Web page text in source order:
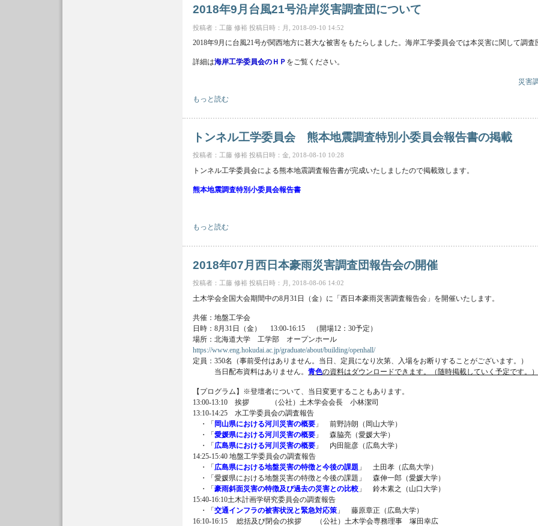
2018年9月台風21号沿岸災害調査団について
投稿者： 工藤 修裕 投稿日時：月, 2018-09-10 14:52
2018年9月に台風21号が関西地方に甚大な被害をもたらしました。海岸工学委員会では本災害に関して調
詳細は海岸工学委員会のＨＰ をご覧ください。
災害
2018年9月台風21号沿岸災害調査団について について
もっと読む
トンネル工学委員会 熊本地震調査特別小委員会報告書の掲載
投稿者： 工藤 修裕 投稿日時：金, 2018-08-10 10:28
トンネル工学委員会による熊本地震調査報告書が完成いたしましたので掲載致します。
熊本地震調査特別小委員会報告書
トンネル工学委員会 熊本地震調査特別小委員会報告書の掲載 について
もっと読む
2018年07月西日本豪雨災害調査団報告会の開催
投稿者： 工藤 修裕 投稿日時：月, 2018-08-06 14:02
土木学会全国大会期間中の8月31日（金）に「西日本豪雨災害調査報告会」を開催いたします。
共催：地盤工学会
日時：8月31日（金） 13:00-16:15 （開場12：30予定）
場所：北海道大学 工学部 オープンホール
https://www.eng.hokudai.ac.jp/graduate/about/building/openhall/
定員：350名（事前受付はありません。当日、定員になり次第、入場をお断りすることがございます。）
当日配布資料はありません。 青色の資料はダウンロードできます。（随時掲載していく予定です。）
【プログラム】※登壇者について、当日変更することもあります。
13:00-13:10 挨拶 （公社）土木学会会長 小林潔司
13:10-14:25 水工学委員会の調査報告
・「岡山県における河川災害の概要 」 前野詩朗（岡山大学）
・「愛媛県における河川災害の概要 」 森脇亮（愛媛大学）
・「広島県における河川災害の概要 」 内田龍彦（広島大学）
14:25-15:40 地盤工学委員会の調査報告
・「広島県における地盤災害の特徴と今後の課題 」 土田孝（広島大学）
・「愛媛県における地盤災害の特徴と今後の課題」 森伸一郎（愛媛大学）
・「豪雨斜面災害の特徴及び過去の災害との比較 」 鈴木素之（山口大学）
15:40-16:10土木計画学研究委員会の調査報告
・「交通インフラの被害状況と緊急対応策 」 藤原章正（広島大学）
16:10-16:15 総括及び閉会の挨拶 （公社）土木学会専務理事 塚田幸広